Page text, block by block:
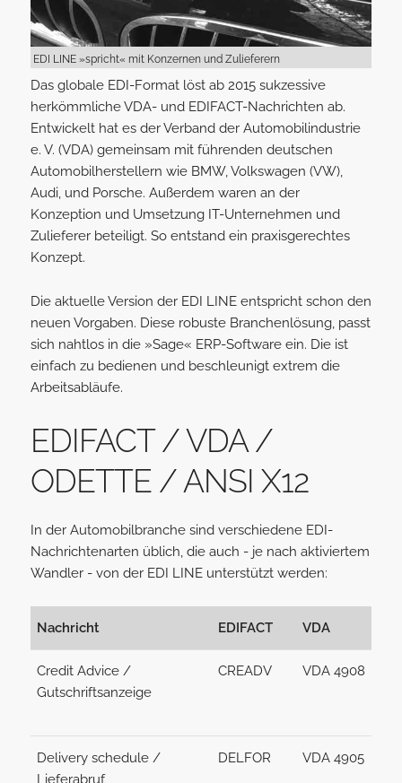
EDI LINE »spricht« mit Konzernen und Zulieferern
Das globale EDI-Format löst ab 2015 sukzessive
herkömmliche VDA- und EDIFACT-Nachrichten ab.
Entwickelt hat es der Verband der Automobilindustrie
e. V. (VDA) gemeinsam mit führenden deutschen
Automobilherstellern wie BMW, Volkswagen (VW),
Audi, und Porsche. Außerdem waren an der
Konzeption und Umsetzung IT-Unternehmen und
Zulieferer beteiligt. So entstand ein praxisgerechtes
Konzept.
Die aktuelle Version der EDI LINE entspricht schon den
neuen Vorgaben. Diese robuste Branchenlösung, passt
sich nahtlos in die »Sage« ERP-Software ein. Die ist
einfach zu bedienen und beschleunigt extrem die
Arbeitsabläufe.
EDIFACT / VDA /
ODETTE / ANSI X12
In der Automobilbranche sind verschiedene EDI-
Nachrichtenarten üblich, die auch - je nach aktiviertem
Wandler - von der EDI LINE unterstützt werden:
Nachricht EDIFACT VDA
Credit Advice /
Gutschriftsanzeige
CREADV VDA 4908
Delivery schedule /
Lieferabruf
DELFOR VDA 4905